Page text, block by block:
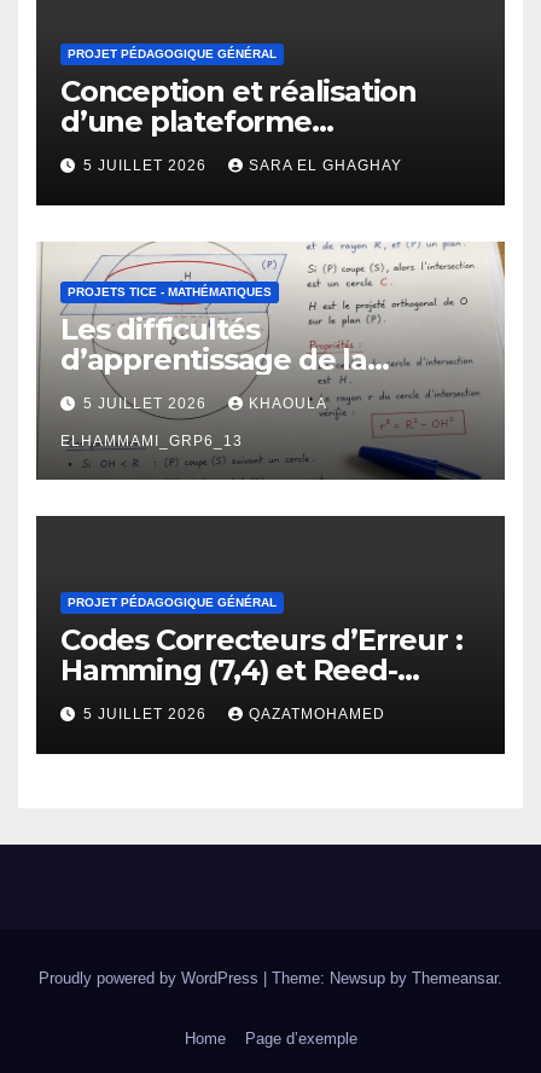
PROJET PÉDAGOGIQUE GÉNÉRAL
Conception et réalisation
d’une plateforme
d’apprentissage en ligne
pour l’enseignement des
mathématiques
5 JUILLET 2026 SARA EL GHAGHAY
PROJETS TICE - MATHÉMATIQUES
Les difficultés
d’apprentissage de la
géométrie chez les élèves de
2 -ème BAC : manifestations,
causes et propositions de
remédiation.
5 JUILLET 2026 KHAOULA
ELHAMMAMI_GRP6_13
PROJET PÉDAGOGIQUE GÉNÉRAL
Codes Correcteurs d’Erreur :
Hamming (7,4) et Reed-
Solomon
5 JUILLET 2026 QAZATMOHAMED
Proudly powered by WordPress Theme: Newsup by Themeansar.
Home Page d’exemple